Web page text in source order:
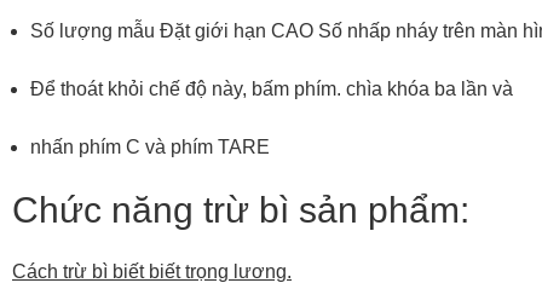
Số lượng mẫu Đặt giới hạn CAO Số nhấp nháy trên màn
Để thoát khỏi chế độ này, bấm phím. chìa khóa ba lần và
nhấn phím C và phím TARE
Chức năng trừ bì sản phẩm:
Cách trừ bì biết biết trọng lương.